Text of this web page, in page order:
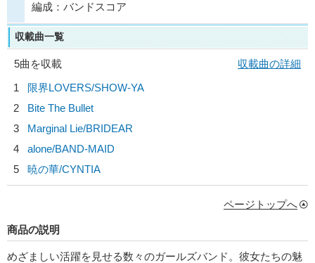
編成：バンドスコア
収載曲一覧
5曲を収載
収載曲の詳細
1
限界LOVERS/SHOW-YA
2
Bite The Bullet
3
Marginal Lie/BRIDEAR
4
alone/BAND-MAID
5
暁の華/CYNTIA
ページトップへ
商品の説明
めざましい活躍を見せる数々のガールズバンド。彼女たちの魅